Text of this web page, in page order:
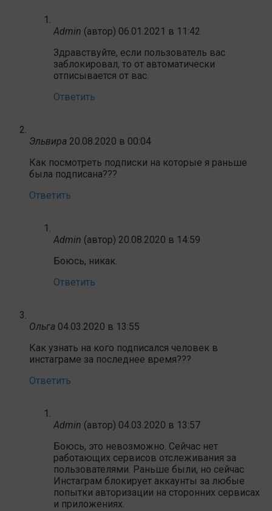
Admin (автор) 06.01.2021 в 11:42
Здравствуйте, если пользователь вас
заблокировал, то от автоматически
отписывается от вас.
Ответить
Эльвира 20.08.2020 в 00:04
Как посмотреть подписки на которые я раньше
была подписана???
Ответить
Admin (автор) 20.08.2020 в 14:59
Боюсь, никак.
Ответить
Ольга 04.03.2020 в 13:55
Как узнать на кого подписался человек в
инстаграме за последнее время???
Ответить
Admin (автор) 04.03.2020 в 13:57
Боюсь, это невозможно. Сейчас нет
работающих сервисов отслеживания за
пользователями. Раньше были, но сейчас
Инстаграм блокирует аккаунты за любые
попытки авторизации на сторонних сервисах
и приложениях.